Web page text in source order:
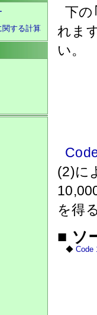
下の
れま
い。
(2)に
を得
■ ソ
◆ Code
関する計算